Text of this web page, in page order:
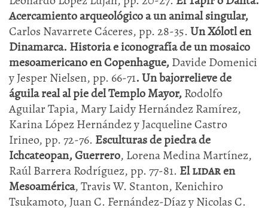
Acercamiento arqueológico a un animal singular,
Carlos Navarrete Cáceres, pp. 28-35.Un Xólotl en
Dinamarca. Historia e iconografía de un mosaico
mesoamericano en Copenhague,Davide Domenici
y Jesper Nielsen, pp. 66-71. Un bajorrelieve de
águila real al pie del Templo Mayor,Rodolfo
Aguilar Tapia, Mary Laidy Hernández Ramírez,
Karina López Hernández y Jacqueline Castro
Irineo, pp. 72-76. Esculturas de piedra de
Ichcateopan, Guerrero, Lorena Medina Martínez,
Raúl Barrera Rodríguez, pp. 77-81. Ellidaren
Mesoamérica, Travis W. Stanton, Kenichiro
Tsukamoto, Juan C. Fernández-Díaz y Nicolas C.